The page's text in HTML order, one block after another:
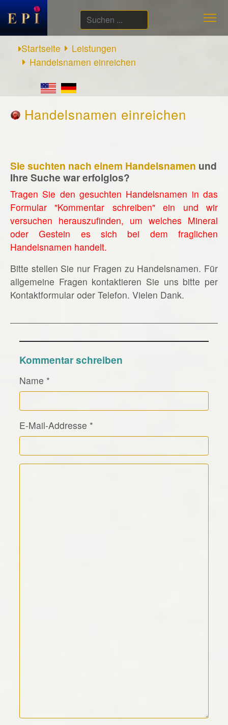
Suchen
...
Startseite
Leistungen
Handelsnamen einreichen
Handelsnamen einreichen
Sie suchten nach einem Handelsnamen und
Ihre Suche war erfolglos?
Tragen Sie den gesuchten Handelsnamen in das
Formular "Kommentar schreiben" ein und wir
versuchen herauszufinden, um welches Mineral
oder Gestein es sich bei dem fraglichen
Handelsnamen handelt.
Bitte stellen Sie nur Fragen zu Handelsnamen. Für
allgemeine Fragen kontaktieren Sie uns bitte per
Kontaktformular oder Telefon. Vielen Dank.
Kommentar schreiben
Name *
E-Mail-Addresse *
Kommentar Text